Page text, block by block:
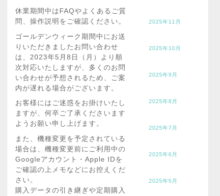
休業期間中はFAQやよくあるご質
問、操作説明をご確認ください。
ゴールデンウィーク期間中にお送
りいただきましたお問い合わせ
は、2023年5月8日（月）より順
次対応いたしますが、多くのお問
い合わせが予想されるため、ご案
内が遅れる場合がございます。
お客様にはご迷惑をお掛けいたし
ますが、何卒ご了承くださいます
ようお願い申し上げます。
また、機種変更を予定されている
場合は、機種変更前にご利用中の
Googleアカウント・Apple IDを
ご確認の上メモなどにお控えくだ
さい。
購入データの引き継ぎや定期購入
2025年11月
2025年10月
2025年9月
2025年8月
2025年7月
2025年6月
2025年5月